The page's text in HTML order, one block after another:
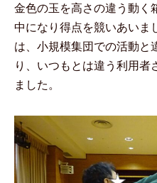
金色の玉を高さの違う動く
中になり得点を競いあいま
は、小規模集団での活動と
り、いつもとは違う利用者
ました。